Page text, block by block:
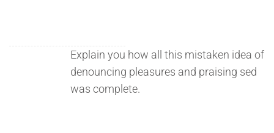
Explain you how all this mistaken idea of
denouncing pleasures and praising sed
was complete.